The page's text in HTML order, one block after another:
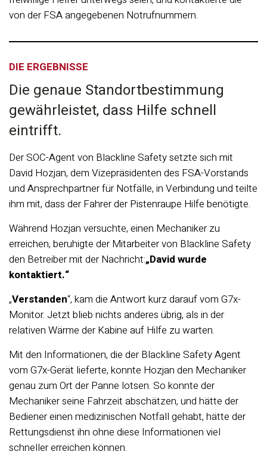
von der FSA angegebenen Notrufnummern.
DIE ERGEBNISSE
Die genaue Standortbestimmung
gewährleistet, dass Hilfe schnell
eintrifft.
Der SOC-Agent von Blackline Safety setzte sich mit
David Hozjan, dem Vizepräsidenten des FSA-Vorstands
und Ansprechpartner für Notfälle, in Verbindung und teilte
ihm mit, dass der Fahrer der Pistenraupe Hilfe benötigte.
Während Hozjan versuchte, einen Mechaniker zu
erreichen, beruhigte der Mitarbeiter von Blackline Safety
den Betreiber mit der Nachricht:„David wurde
kontaktiert.“
„Verstanden“, kam die Antwort kurz darauf vom G7x-
Monitor. Jetzt blieb nichts anderes übrig, als in der
relativen Wärme der Kabine auf Hilfe zu warten.
Mit den Informationen, die der Blackline Safety Agent
vom G7x-Gerät lieferte, konnte Hozjan den Mechaniker
genau zum Ort der Panne lotsen. So konnte der
Mechaniker seine Fahrzeit abschätzen, und hätte der
Bediener einen medizinischen Notfall gehabt, hätte der
Rettungsdienst ihn ohne diese Informationen viel
schneller erreichen können.